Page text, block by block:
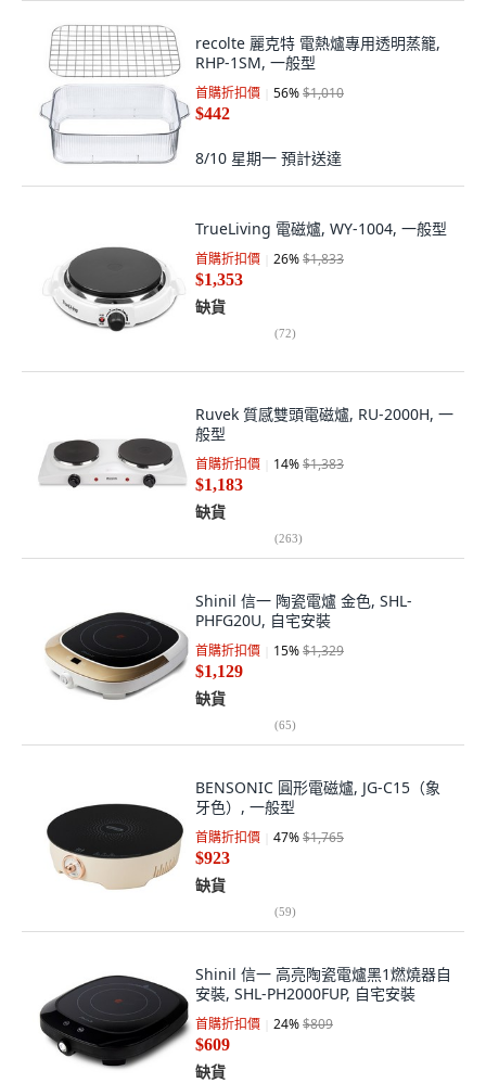
recolte 麗克特 電熱爐專用透明蒸籠,
RHP-1SM, 一般型
首購折扣價 56%$1,010
$442
8/10 星期一 預計送達
TrueLiving 電磁爐, WY-1004, 一般型
首購折扣價 26%$1,833
$1,353
缺貨
(72)
Ruvek 質感雙頭電磁爐, RU-2000H, 一
般型
首購折扣價 14%$1,383
$1,183
缺貨
(263)
Shinil 信一 陶瓷電爐 金色, SHL-
PHFG20U, 自宅安裝
首購折扣價 15%$1,329
$1,129
缺貨
(65)
BENSONIC 圓形電磁爐, JG-C15（象
牙色）, 一般型
首購折扣價 47%$1,765
$923
缺貨
(59)
Shinil 信一 高亮陶瓷電爐黑1燃燒器自
安裝, SHL-PH2000FUP, 自宅安裝
首購折扣價 24%$809
$609
缺貨